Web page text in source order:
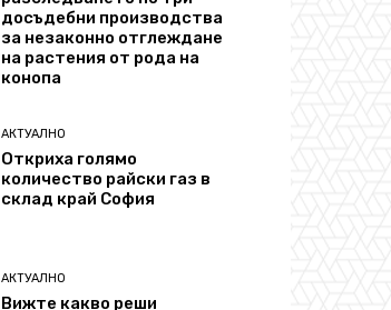
досъдебни производства
за незаконно отглеждане
на растения от рода на
конопа
АКТУАЛНО
Откриха голямо
количество райски газ в
склад край София
АКТУАЛНО
Вижте какво реши